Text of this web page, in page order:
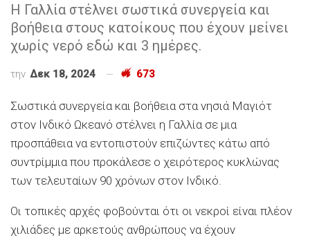
Η Γαλλία στέλνει σωστικά συνεργεία και
βοήθεια στους κατοίκους που έχουν μείνει
χωρίς νερό εδώ και 3 ημέρες.
την Δεκ 18, 2024 673
Σωστικά συνεργεία και βοήθεια στα νησιά Μαγιότ
στον Ινδικό Ωκεανό στέλνει η Γαλλία σε μια
προσπάθεια να εντοπιστούν επιζώντες κάτω από
συντρίμμια που προκάλεσε ο χειρότερος κυκλώνας
των τελευταίων 90 χρόνων στον Ινδικό.
Οι τοπικές αρχές φοβούνται ότι οι νεκροί είναι πλέον
χιλιάδες με αρκετούς ανθρώπους να έχουν